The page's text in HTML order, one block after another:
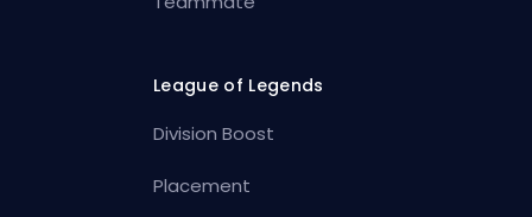
League of Legends
Division Boost
Placement